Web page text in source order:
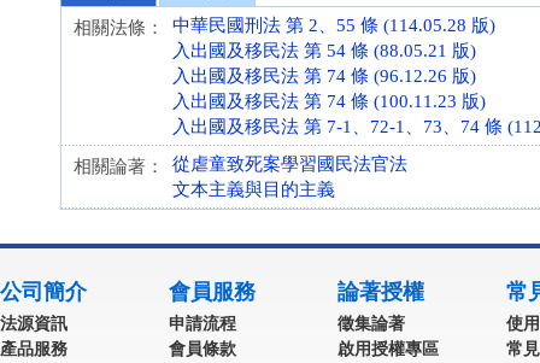
相關法條：
中華民國刑法 第 2、55 條 (114.05.28 版)
入出國及移民法 第 54 條 (88.05.21 版)
入出國及移民法 第 74 條 (96.12.26 版)
入出國及移民法 第 74 條 (100.11.23 版)
入出國及移民法 第 7-1、72-1、73、74 條
相關論著：
從虐童致死案學習國民法官法
文本主義與目的主義
公司簡介
法源資訊
產品服務
會員服務
申請流程
會員條款
論著授權
徵集論著
啟用授權專區
常
使
常